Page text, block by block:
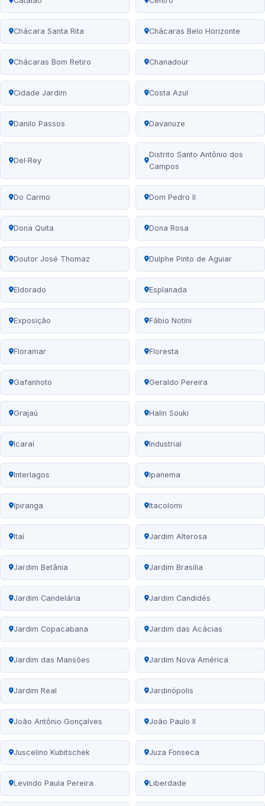
Chácara Santa Rita Chácaras Belo Horizonte
Chácaras Bom Retiro Chanadour
Cidade Jardim Costa Azul
Danilo Passos Davanuze
Del‑Rey
Distrito Santo Antônio dos
Campos
Do Carmo Dom Pedro II
Dona Quita Dona Rosa
Doutor José Thomaz Dulphe Pinto de Aguiar
Eldorado Esplanada
Exposição Fábio Notini
Floramar Floresta
Gafanhoto Geraldo Pereira
Grajaú Halin Souki
Icaraí Industrial
Interlagos Ipanema
Ipiranga Itacolomi
Itaí Jardim Alterosa
Jardim Betânia Jardim Brasília
Jardim Candelária Jardim Candidés
Jardim Copacabana Jardim das Acácias
Jardim das Mansões Jardim Nova América
Jardim Real Jardinópolis
João Antônio Gonçalves João Paulo II
Juscelino Kubitschek Juza Fonseca
Levindo Paula Pereira Liberdade